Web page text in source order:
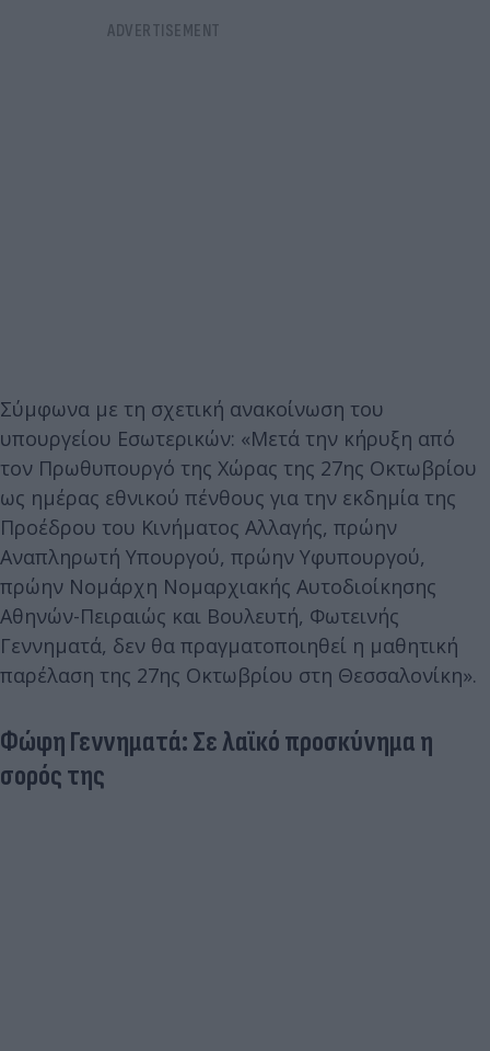
Σύμφωνα με τη σχετική ανακοίνωση του
υπουργείου Εσωτερικών: «Μετά την κήρυξη από
τον Πρωθυπουργό της Χώρας της 27ης Οκτωβρίου
ως ημέρας εθνικού πένθους για την εκδημία της
Προέδρου του Κινήματος Αλλαγής, πρώην
Αναπληρωτή Υπουργού, πρώην Υφυπουργού,
πρώην Νομάρχη Νομαρχιακής Αυτοδιοίκησης
Αθηνών-Πειραιώς και Βουλευτή, Φωτεινής
Γεννηματά, δεν θα πραγματοποιηθεί η μαθητική
παρέλαση της 27ης Οκτωβρίου στη Θεσσαλονίκη».
Φώφη Γεννηματά: Σε λαϊκό προσκύνημα η
σορός της